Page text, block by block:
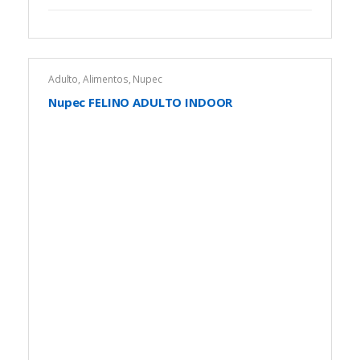
Adulto, Alimentos, Nupec
Nupec FELINO ADULTO INDOOR